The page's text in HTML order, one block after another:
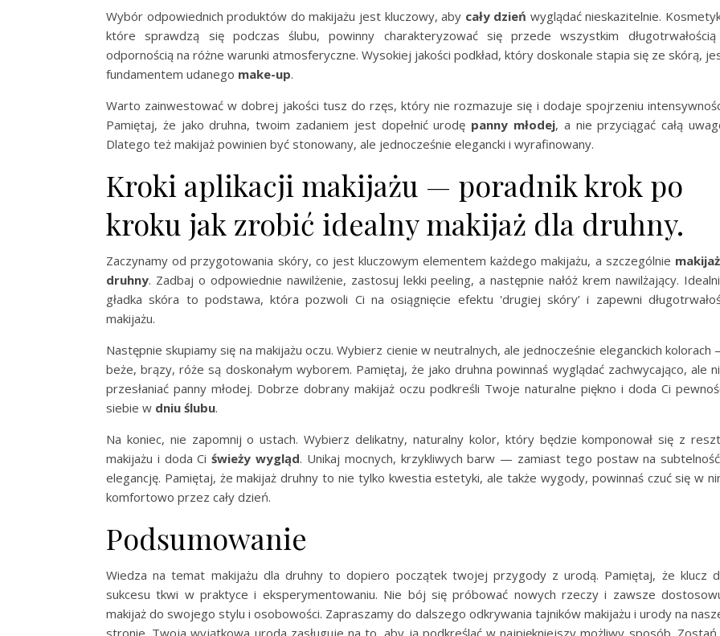
Wybór odpowiednich produktów do makijażu jest kluczowy, aby cały dzień wyglądać nieskazitelnie.
które sprawdzą się podczas ślubu, powinny charakteryzować się przede wszystkim
odpornością na różne warunki atmosferyczne. Wysokiej jakości podkład, który doskonale stapia się ze skórą,
fundamentem udanego make-up.
Warto zainwestować w dobrej jakości tusz do rzęs, który nie rozmazuje się i dodaje spojrzeniu
Pamiętaj, że jako druhna, twoim zadaniem jest dopełnić urodę panny młodej, a nie przyciągać całą
Dlatego też makijaż powinien być stonowany, ale jednocześnie elegancki i wyrafinowany.
Kroki aplikacji makijażu — poradnik krok po
kroku jak zrobić idealny makijaż dla druhny.
Zaczynamy od przygotowania skóry, co jest kluczowym elementem każdego makijażu, a szczególnie
druhny. Zadbaj o odpowiednie nawilżenie, zastosuj lekki peeling, a następnie nałóż krem nawilżający.
gładka skóra to podstawa, która pozwoli Ci na osiągnięcie efektu 'drugiej skóry’ i zapewni
makijażu.
Następnie skupiamy się na makijażu oczu. Wybierz cienie w neutralnych, ale jednocześnie eleganckich kolorach
beże, brązy, róże są doskonałym wyborem. Pamiętaj, że jako druhna powinnaś wyglądać zachwycająco, ale
przesłaniać panny młodej. Dobrze dobrany makijaż oczu podkreśli Twoje naturalne piękno i doda Ci
siebie w dniu ślubu.
Na koniec, nie zapomnij o ustach. Wybierz delikatny, naturalny kolor, który będzie komponował się z
makijażu i doda Ciświeży wygląd. Unikaj mocnych, krzykliwych barw — zamiast tego postaw na
elegancję. Pamiętaj, że makijaż druhny to nie tylko kwestia estetyki, ale także wygody, powinnaś czuć się w
komfortowo przez cały dzień.
Podsumowanie
Wiedza na temat makijażu dla druhny to dopiero początek twojej przygody z urodą. Pamiętaj, że klucz
sukcesu tkwi w praktyce i eksperymentowaniu. Nie bój się próbować nowych rzeczy i zawsze
makijaż do swojego stylu i osobowości. Zapraszamy do dalszego odkrywania tajników makijażu i urody na